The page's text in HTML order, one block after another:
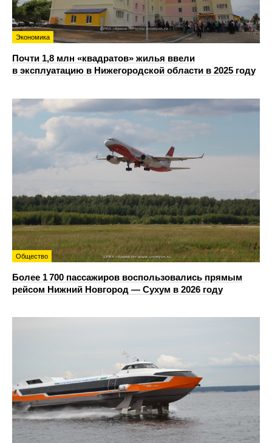
Экономика
Почти 1,8 млн «квадратов» жилья ввели
в эксплуатацию в Нижегородской области в 2025 году
Общество
Более 1 700 пассажиров воспользовались прямым
рейсом Нижний Новгород — Сухум в 2026 году